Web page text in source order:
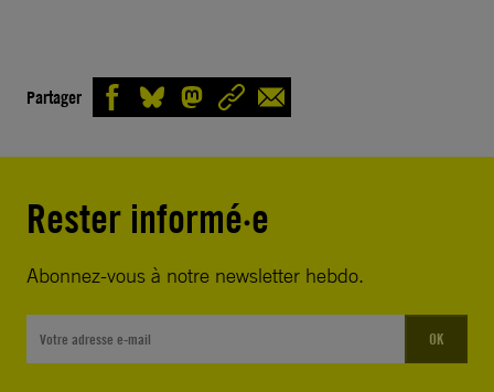
Partager
Rester informé·e
Abonnez-vous à notre newsletter hebdo.
OK